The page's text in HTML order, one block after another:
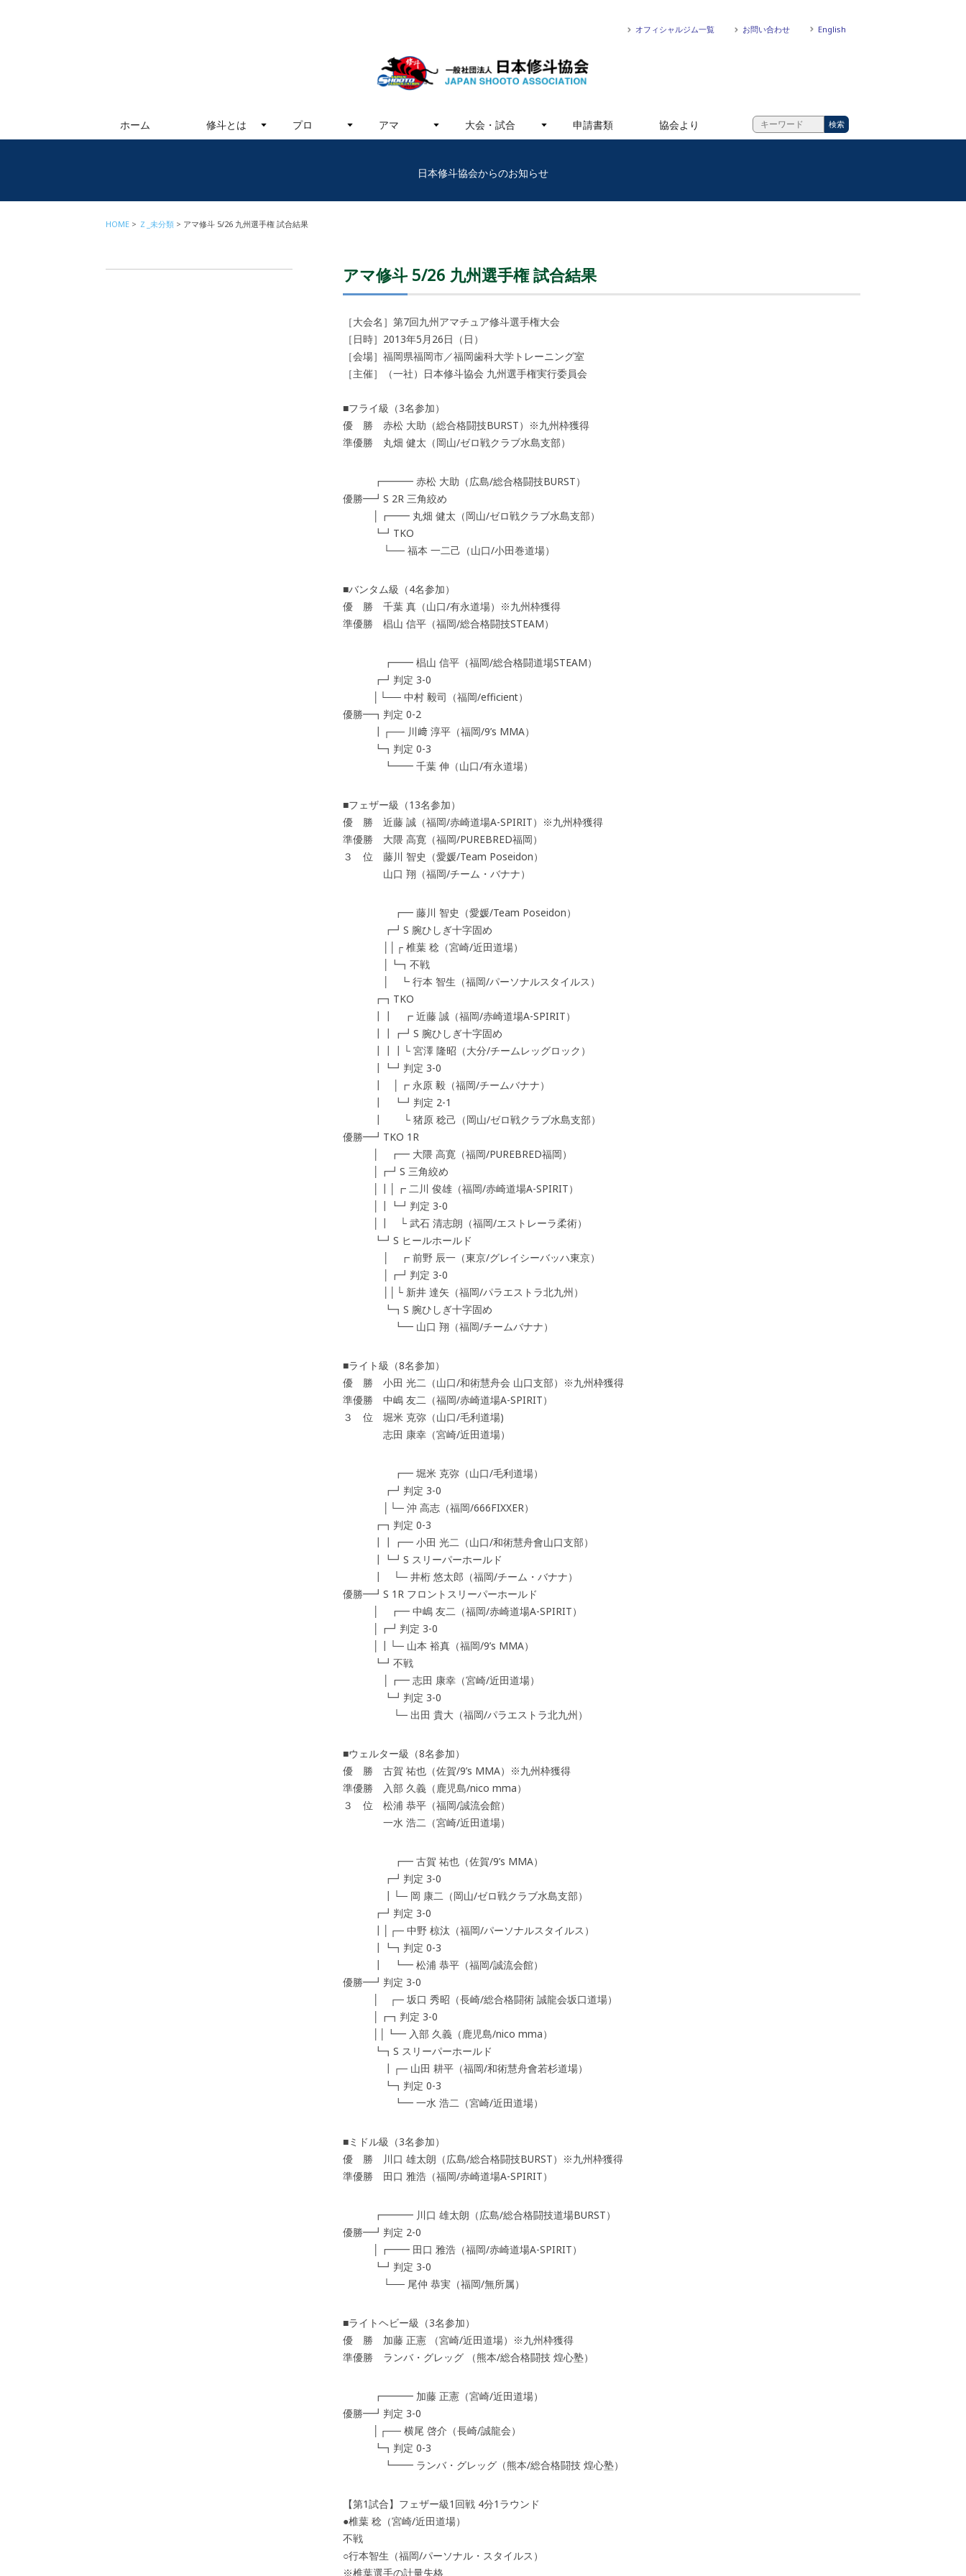
オフィシャルジム一覧 お問い合わせ English
ホーム 修斗とは プロ アマ 大会・試合 申請書類 協会より
日本修斗協会からのお知らせ
HOME Ｚ_未分類 アマ修斗 5/26 九州選手権 試合結果
アマ修斗 5/26 九州選手権 試合結果
［大会名］第7回九州アマチュア修斗選手権大会
［日時］2013年5月26日（日）
［会場］福岡県福岡市／福岡歯科大学トレーニング室
［主催］（一社）日本修斗協会 九州選手権実行委員会
■フライ級（3名参加）
優 勝 赤松 大助（総合格闘技BURST）※九州枠獲得
準優勝 丸畑 健太（岡山/ゼロ戦クラブ水島支部）
┏━━━ 赤松 大助（広島/総合格闘技BURST）
優勝━┛S 2R 三角絞め
│┏━━ 丸畑 健太（岡山/ゼロ戦クラブ水島支部）
┗┛TKO
└── 福本 一二己（山口/小田巻道場）
■バンタム級（4名参加）
優 勝 千葉 真（山口/有永道場）※九州枠獲得
準優勝 椙山 信平（福岡/総合格闘技STEAM）
┏━━ 椙山 信平（福岡/総合格闘道場STEAM）
┏┛判定 3-0
│└── 中村 毅司（福岡/efficient）
優勝━┓判定 0-2
┃┌── 川﨑 淳平（福岡/9’s MMA）
┗┓判定 0-3
┗━━ 千葉 伸（山口/有永道場）
■フェザー級（13名参加）
優 勝 近藤 誠（福岡/赤崎道場A-SPIRIT）※九州枠獲得
準優勝 大隈 高寛（福岡/PUREBRED福岡）
３ 位 藤川 智史（愛媛/Team Poseidon）
山口 翔（福岡/チーム・バナナ）
┏━ 藤川 智史（愛媛/Team Poseidon）
┏┛S 腕ひしぎ十字固め
││┌ 椎葉 稔（宮崎/近田道場）
│┗┓不戦
│ ┗ 行本 智生（福岡/パーソナルスタイルス）
┏┓TKO
┃┃ ┏ 近藤 誠（福岡/赤崎道場A-SPIRIT）
┃┃┏┛S 腕ひしぎ十字固め
┃┃┃└ 宮澤 隆昭（大分/チームレッグロック）
┃┗┛判定 3-0
┃ │┏ 永原 毅（福岡/チームバナナ）
┃ ┗┛判定 2-1
┃ └ 猪原 稔己（岡山/ゼロ戦クラブ水島支部）
優勝━┛TKO 1R
│ ┏━ 大隈 高寛（福岡/PUREBRED福岡）
│┏┛S 三角絞め
│┃│┏ 二川 俊雄（福岡/赤崎道場A-SPIRIT）
│┃┗┛判定 3-0
│┃ └ 武石 清志朗（福岡/エストレーラ柔術）
┗┛S ヒールホールド
│ ┏ 前野 辰一（東京/グレイシーバッハ東京）
│┏┛判定 3-0
││└ 新井 達矢（福岡/パラエストラ北九州）
┗┓S 腕ひしぎ十字固め
┗━ 山口 翔（福岡/チームバナナ）
■ライト級（8名参加）
優 勝 小田 光二（山口/和術慧舟会 山口支部）※九州枠獲得
準優勝 中嶋 友二（福岡/赤崎道場A-SPIRIT）
３ 位 堀米 克弥（山口/毛利道場)
志田 康幸（宮崎/近田道場）
┏━ 堀米 克弥（山口/毛利道場）
┏┛判定 3-0
│└─ 沖 高志（福岡/666FIXXER）
┏┓判定 0-3
┃┃┏━ 小田 光二（山口/和術慧舟會山口支部）
┃┗┛S スリーパーホールド
┃ └─ 井桁 悠太郎（福岡/チーム・バナナ）
優勝━┛S 1R フロントスリーパーホールド
│ ┏━ 中嶋 友二（福岡/赤崎道場A-SPIRIT）
│┏┛判定 3-0
│┃└─ 山本 裕真（福岡/9’s MMA）
┗┛不戦
│┏━ 志田 康幸（宮崎/近田道場）
┗┛判定 3-0
└─ 出田 貴大（福岡/パラエストラ北九州）
■ウェルター級（8名参加）
優 勝 古賀 祐也（佐賀/9’s MMA）※九州枠獲得
準優勝 入部 久義（鹿児島/nico mma）
３ 位 松浦 恭平（福岡/誠流会館）
一水 浩二（宮崎/近田道場）
┏━ 古賀 祐也（佐賀/9’s MMA）
┏┛判定 3-0
┃└─ 岡 康二（岡山/ゼロ戦クラブ水島支部）
┏┛判定 3-0
┃│┌─ 中野 椋汰（福岡/パーソナルスタイルス）
┃┗┓判定 0-3
┃ ┗━ 松浦 恭平（福岡/誠流会館）
優勝━┛判定 3-0
│ ┌─ 坂口 秀昭（長崎/総合格闘術 誠龍会坂口道場）
│┏┓判定 3-0
││┗━ 入部 久義（鹿児島/nico mma）
┗┓S スリーパーホールド
┃┌─ 山田 耕平（福岡/和術慧舟會若杉道場）
┗┓判定 0-3
┗━ 一水 浩二（宮崎/近田道場）
■ミドル級（3名参加）
優 勝 川口 雄太朗（広島/総合格闘技BURST）※九州枠獲得
準優勝 田口 雅浩（福岡/赤崎道場A-SPIRIT）
┏━━━ 川口 雄太朗（広島/総合格闘技道場BURST）
優勝━┛判定 2-0
│┏━━ 田口 雅浩（福岡/赤崎道場A-SPIRIT）
┗┛判定 3-0
└── 尾仲 恭実（福岡/無所属）
■ライトヘビー級（3名参加）
優 勝 加藤 正憲 （宮崎/近田道場）※九州枠獲得
準優勝 ランバ・グレッグ （熊本/総合格闘技 煌心塾）
┏━━━ 加藤 正憲（宮崎/近田道場）
優勝━┛判定 3-0
│┌── 横尾 啓介（長崎/誠龍会）
┗┓判定 0-3
┗━━ ランバ・グレッグ（熊本/総合格闘技 煌心塾）
【第1試合】フェザー級1回戦 4分1ラウンド
●椎葉 稔（宮崎/近田道場）
不戦
○行本智生（福岡/パーソナル・スタイルス）
※椎葉選手の計量失格